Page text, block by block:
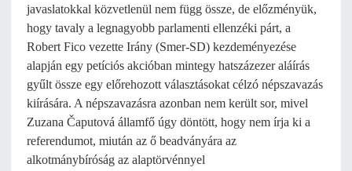
javaslatokkal közvetlenül nem függ össze, de előzményük,
hogy tavaly a legnagyobb parlamenti ellenzéki párt, a
Robert Fico vezette Irány (Smer-SD) kezdeményezése
alapján egy petíciós akcióban mintegy hatszázezer aláírás
gyűlt össze egy előrehozott választásokat célzó népszavazás
kiírására. A népszavazásra azonban nem került sor, mivel
Zuzana Čaputová államfő úgy döntött, hogy nem írja ki a
referendumot, miután az ő beadványára az
alkotmánybíróság az alaptörvénnyel